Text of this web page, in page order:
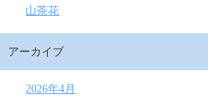
山茶花
アーカイブ
2026年4月